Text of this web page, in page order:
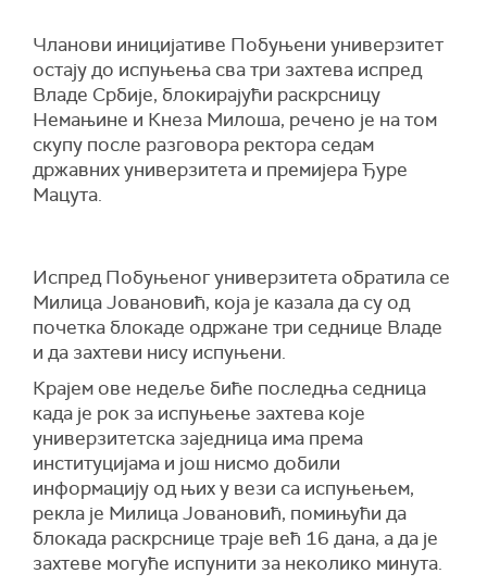
Чланови иницијативе Побуњени универзитет
остају до испуњења сва три захтева испред
Владе Србије, блокирајући раскрсницу
Немањине и Кнеза Милоша, речено је на том
скупу после разговора ректора седам
државних универзитета и премијера Ђуре
Мацута.
Испред Побуњеног универзитета обратила се
Милица Јовановић, која је казала да су од
почетка блокаде одржане три седнице Владе
и да захтеви нису испуњени.
Крајем ове недеље биће последња седница
када је рок за испуњење захтева које
универзитетска заједница има према
институцијама и још нисмо добили
информацију од њих у вези са испуњењем,
рекла је Милица Јовановић, помињући да
блокада раскрснице траје већ 16 дана, а да је
захтеве могуће испунити за неколико минута.